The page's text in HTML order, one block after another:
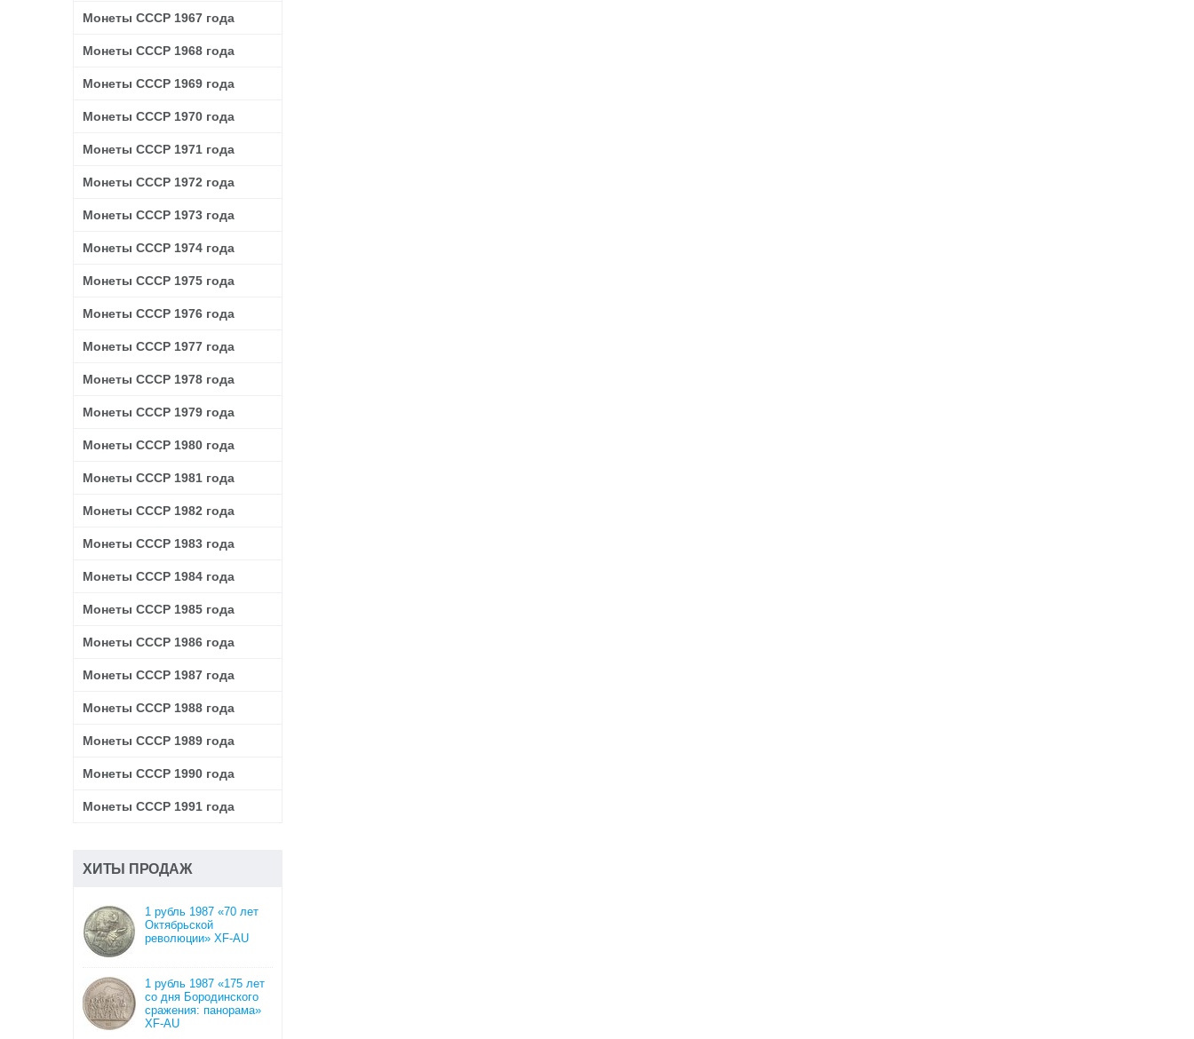
Монеты СССР 1967 года
Монеты СССР 1968 года
Монеты СССР 1969 года
Монеты СССР 1970 года
Монеты СССР 1971 года
Монеты СССР 1972 года
Монеты СССР 1973 года
Монеты СССР 1974 года
Монеты СССР 1975 года
Монеты СССР 1976 года
Монеты СССР 1977 года
Монеты СССР 1978 года
Монеты СССР 1979 года
Монеты СССР 1980 года
Монеты СССР 1981 года
Монеты СССР 1982 года
Монеты СССР 1983 года
Монеты СССР 1984 года
Монеты СССР 1985 года
Монеты СССР 1986 года
Монеты СССР 1987 года
Монеты СССР 1988 года
Монеты СССР 1989 года
Монеты СССР 1990 года
Монеты СССР 1991 года
ХИТЫ ПРОДАЖ
1 рубль 1987 «70 лет
Октябрьской
революции» XF-AU
1 рубль 1987 «175 лет
со дня Бородинского
сражения: панорама»
XF-AU